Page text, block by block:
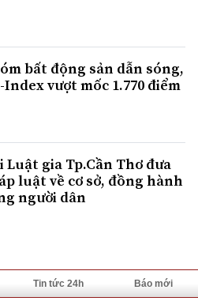
bất động sản dẫn sóng,
Index vượt mốc 1.770 điểm
Luật gia Tp.Cần Thơ đưa
luật về cơ sở, đồng hành
người dân
Tin tức 24h Báo mới